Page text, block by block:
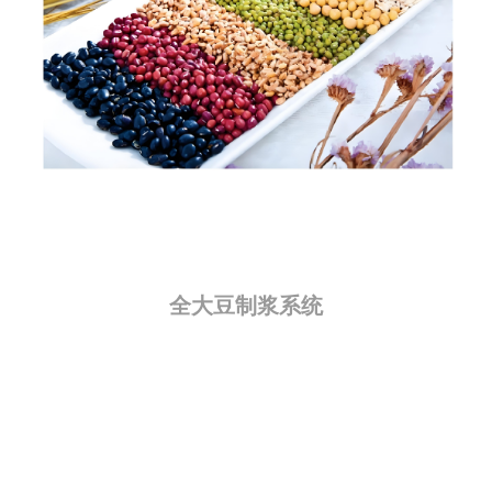
全大豆制浆系统